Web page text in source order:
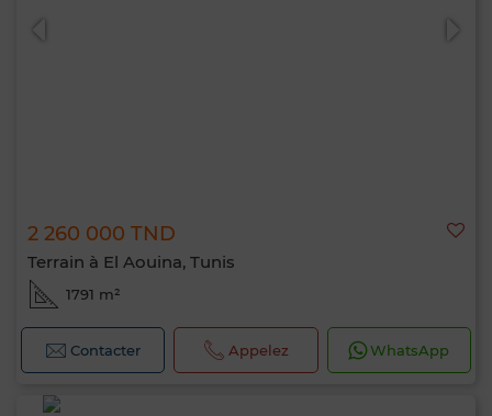
2 260 000 TND
Terrain à El Aouina, Tunis
1791 m²
Contacter Appelez WhatsApp